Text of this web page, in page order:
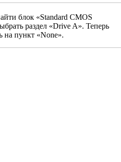
блок «Standard CMOS
раздел «Drive A». Теперь
на пункт «None».